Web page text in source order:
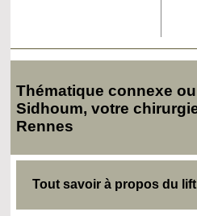
Thématique connexe
Sidhoum, votre
Rennes
Tout savoir à propos du